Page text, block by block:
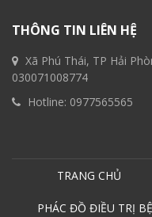
THÔNG TIN LIÊN HỆ
Xã Phú Thái, TP Hải
030071008774
Hotline: 0977565565
TRANG CHỦ
PHÁC ĐỒ ĐIỀU TRỊ